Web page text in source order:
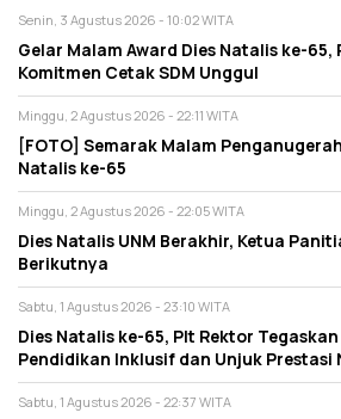
Senin, 3 Agustus 2026 - 10:02 WITA
Gelar Malam Award Dies Natalis ke-65,
Komitmen Cetak SDM Unggul
Minggu, 2 Agustus 2026 - 22:11 WITA
[FOTO] Semarak Malam
Natalis ke-65
Minggu, 2 Agustus 2026 - 22:05 WITA
Dies Natalis UNM Berakhir, Ketua
Berikutnya
Sabtu, 1 Agustus 2026 - 23:10 WITA
Dies Natalis ke-65, Plt Rektor
Pendidikan Inklusif dan Unjuk Prestasi
Sabtu, 1 Agustus 2026 - 22:37 WITA